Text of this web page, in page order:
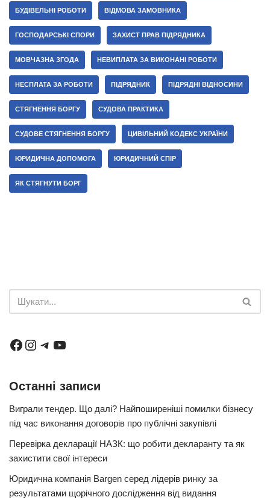
БУДІВЕЛЬНІ РОБОТИ ВІДМОВА ЗАМОВНИКА
ГОСПОДАРСЬКІ СПОРИ ЗАХИСТ ПРАВ ПІДРЯДНИКА
МОВЧАЗНА ЗГОДА НЕВИПЛАТА ЗА ВИКОНАНІ РОБОТИ
НЕСПЛАТА ЗА РОБОТИ ПІДРЯДНИК ПІДРЯДНІ ВІДНОСИНИ
СТЯГНЕННЯ БОРГУ СУДОВА ПРАКТИКА
СУДОВЕ СТЯГНЕННЯ БОРГУ ЦИВІЛЬНИЙ КОДЕКС УКРАЇНИ
ЮРИДИЧНА ДОПОМОГА ЮРИДИЧНИЙ СПІР
ЯК СТЯГНУТИ БОРГ
Останні записи
Виграли тендер. Що далі? Найпоширеніші помилки бізнесу
під час виконання договорів про публічні закупівлі
Перевірка декларації НАЗК: що робити декларанту та як
захистити свої інтереси
Юридична компанія Bargen серед лідерів ринку за
результатами щорічного дослідження від видання